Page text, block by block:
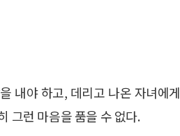
내야 하고, 데리고 나온 자녀에게
그런 마음을 품을 수 없다.